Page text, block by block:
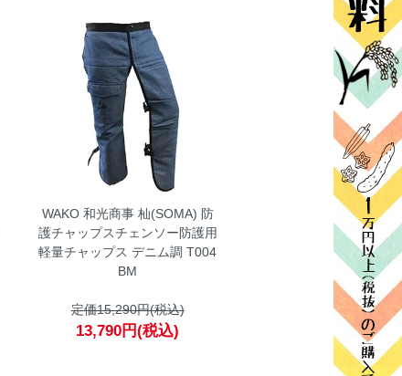
WAKO 和光商事 杣(SOMA) 防
護チャップスチェンソー防護用
軽量チャップス デニム調 T004
BM
定価15,290円(税込)
13,790円(税込)